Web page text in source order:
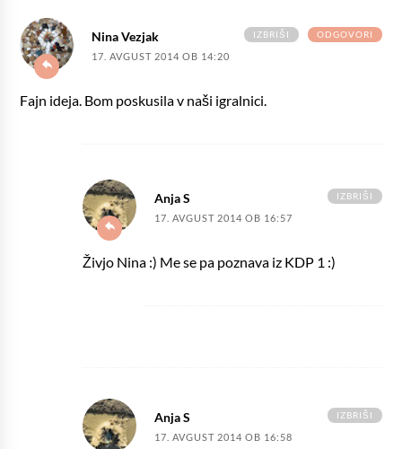
Nina Vezjak
17. AVGUST 2014 OB 14:20
Fajn ideja. Bom poskusila v naši igralnici.
ODGOVORI
IZBRIŠI
Anja S
17. AVGUST 2014 OB 16:57
Živjo Nina :) Me se pa poznava iz KDP 1 :)
IZBRIŠI
Anja S
17. AVGUST 2014 OB 16:58
IZBRIŠI